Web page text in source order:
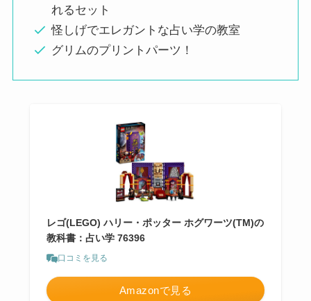
れるセット
怪しげでエレガントな占い学の教室
グリムのプリントパーツ！
レゴ(LEGO) ハリー・ポッター ホグワーツ(TM)の
教科書：占い学 76396
口コミを見る
Amazonで見る